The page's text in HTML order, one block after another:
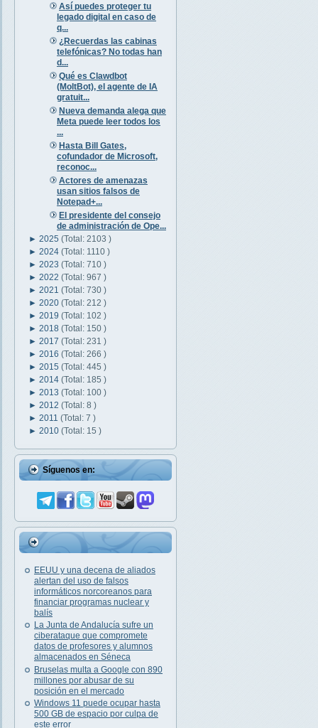
Así puedes proteger tu
legado digital en caso de
q...
¿Recuerdas las cabinas
telefónicas? No todas han
d...
Qué es Clawdbot
(MoltBot), el agente de IA
gratuit...
Nueva demanda alega que
Meta puede leer todos los
...
Hasta Bill Gates,
cofundador de Microsoft,
reconoc...
Actores de amenazas
usan sitios falsos de
Notepad+...
El presidente del consejo
de administración de Ope...
► 2025 (Total: 2103 )
► 2024 (Total: 1110 )
► 2023 (Total: 710 )
► 2022 (Total: 967 )
► 2021 (Total: 730 )
► 2020 (Total: 212 )
► 2019 (Total: 102 )
► 2018 (Total: 150 )
► 2017 (Total: 231 )
► 2016 (Total: 266 )
► 2015 (Total: 445 )
► 2014 (Total: 185 )
► 2013 (Total: 100 )
► 2012 (Total: 8 )
► 2011 (Total: 7 )
► 2010 (Total: 15 )
Síguenos en:
EEUU y una decena de aliados
alertan del uso de falsos
informáticos norcoreanos para
financiar programas nuclear y
balís
La Junta de Andalucía sufre un
ciberataque que compromete
datos de profesores y alumnos
almacenados en Séneca
Bruselas multa a Google con 890
millones por abusar de su
posición en el mercado
Windows 11 puede ocupar hasta
500 GB de espacio por culpa de
este error